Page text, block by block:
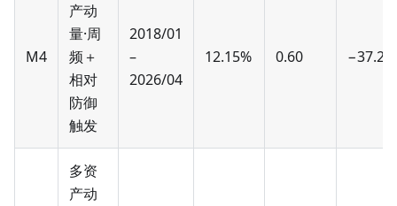
M4
产动
量·周
频＋
相对
防御
触发
2018/01
–
2026/04
12.15% 0.60
多资
产动